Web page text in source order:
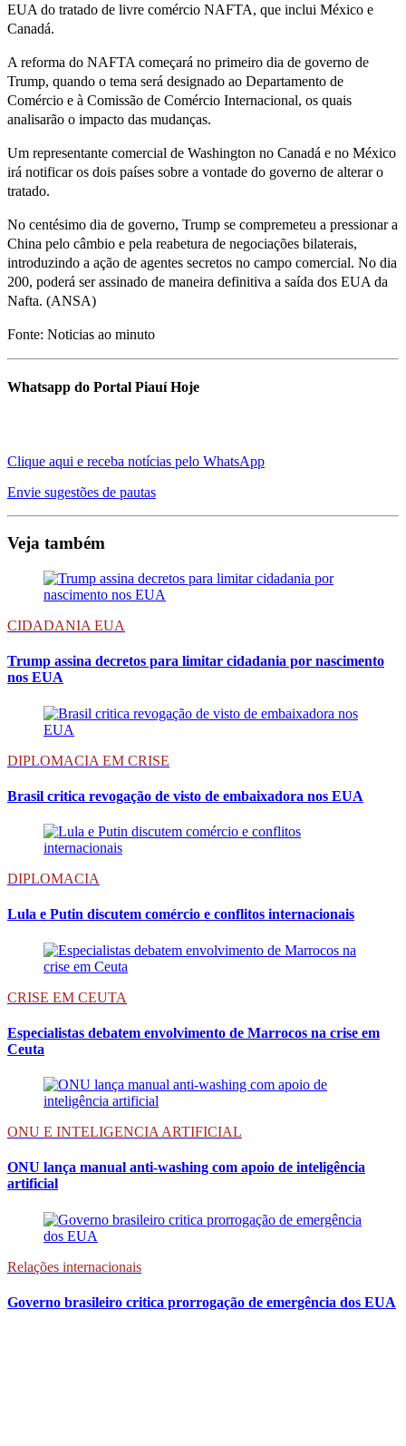
EUA do tratado de livre comércio NAFTA, que inclui México e
Canadá.
A reforma do NAFTA começará no primeiro dia de governo de
Trump, quando o tema será designado ao Departamento de
Comércio e à Comissão de Comércio Internacional, os quais
analisarão o impacto das mudanças.
Um representante comercial de Washington no Canadá e no México
irá notificar os dois países sobre a vontade do governo de alterar o
tratado.
No centésimo dia de governo, Trump se compremeteu a pressionar a
China pelo câmbio e pela reabetura de negociações bilaterais,
introduzindo a ação de agentes secretos no campo comercial. No dia
200, poderá ser assinado de maneira definitiva a saída dos EUA da
Nafta. (ANSA)
Fonte: Noticias ao minuto
Whatsapp do Portal Piauí Hoje
Clique aqui e receba notícias pelo WhatsApp
Envie sugestões de pautas
Veja também
CIDADANIA EUA
Trump assina decretos para limitar cidadania por nascimento
nos EUA
DIPLOMACIA EM CRISE
Brasil critica revogação de visto de embaixadora nos EUA
DIPLOMACIA
Lula e Putin discutem comércio e conflitos internacionais
CRISE EM CEUTA
Especialistas debatem envolvimento de Marrocos na crise em
Ceuta
ONU E INTELIGENCIA ARTIFICIAL
ONU lança manual anti-washing com apoio de inteligência
artificial
Relações internacionais
Governo brasileiro critica prorrogação de emergência dos EUA